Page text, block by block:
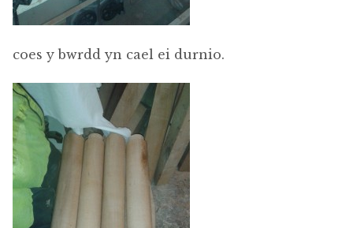
coes y bwrdd yn cael ei durnio.